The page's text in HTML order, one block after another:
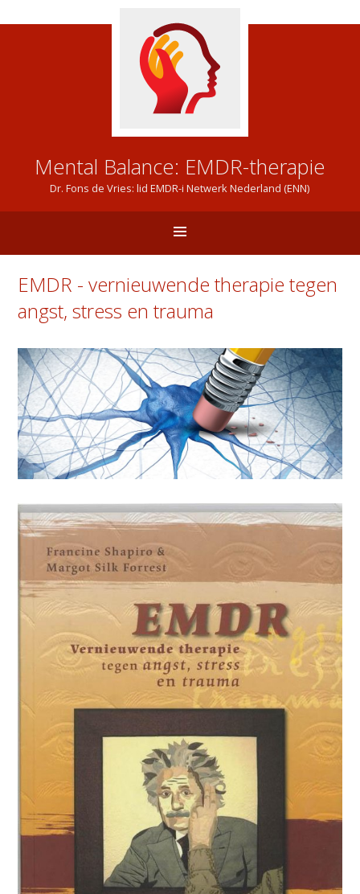
Mental Balance: EMDR-therapie
Dr. Fons de Vries: lid EMDR-i Netwerk Nederland (ENN)
EMDR - vernieuwende therapie tegen
angst, stress en trauma